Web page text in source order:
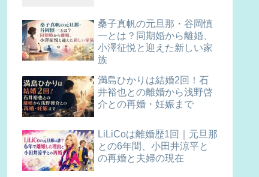
桑子真帆の元旦那・谷岡慎
一とは？同期婚から離婚、
小澤征悦と迎えた新しい家
族
満島ひかりは結婚2回！石
井裕也との離婚から浅野啓
介との再婚・妊娠まで
LiLiCoは離婚歴1回｜元旦那
との6年間、小田井涼平と
の再婚と夫婦の現在